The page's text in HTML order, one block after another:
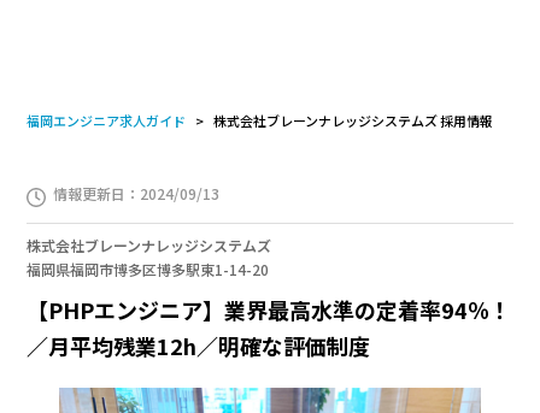
福岡エンジニア求人ガイド 株式会社ブレーンナレッジシステムズ 採用情報
株式会社ブレーンナレッジシステムズ
福岡県福岡市博多区博多駅東1-14-20
情報更新日：2024/09/13
【PHPエンジニア】業界最高水準の定着率94％！
／月平均残業12h／明確な評価制度